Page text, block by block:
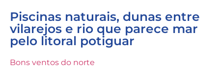
Piscinas naturais, dunas entre
vilarejos e rio que parece mar
pelo litoral potiguar
Bons ventos do norte